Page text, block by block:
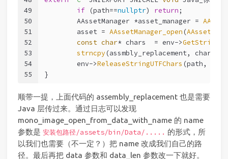
49
50
51
52
53
54
55
if (path==nullptr) return ;
	AAssetManager *asset_manager =
	asset =
AAssetManager_open (
const char* chars  = env->
strncpy (assmbly_replacement, chars,
	env->
ReleaseStringUTFChars (path,
}
顺带一提，上面代码的 assembly_replacement 也是需要
Java 层传过来。通过日志可以发现
mono_image_open_from_data_with_name 的 name
参数是 安装包路径/assets/bin/Data/..... 的形式，所
以我们也需要（不一定？）把 name 改成我们自己的路
径。最后再把 data 参数和 data_len 参数改一下就好。